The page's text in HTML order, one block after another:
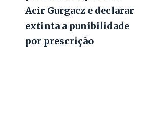
Acir Gurgacz e declarar
extinta a punibilidade
por prescrição